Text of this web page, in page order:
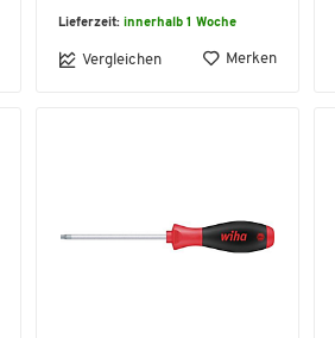
Lieferzeit: innerhalb 1 Woche
Vergleichen Merken